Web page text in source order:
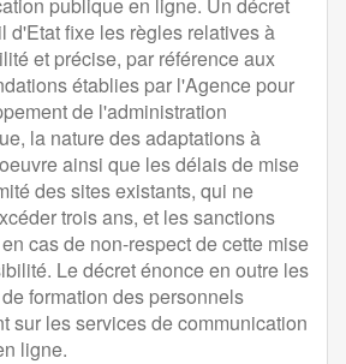
d'Etat fixe les règles relatives à
et précise, par référence aux
établies par l'Agence pour
de l'administration
la nature des adaptations à
ainsi que les délais de mise
des sites existants, qui ne
trois ans, et les sanctions
cas de non-respect de cette mise
Le décret énonce en outre les
formation des personnels
sur les services de communication
ligne.